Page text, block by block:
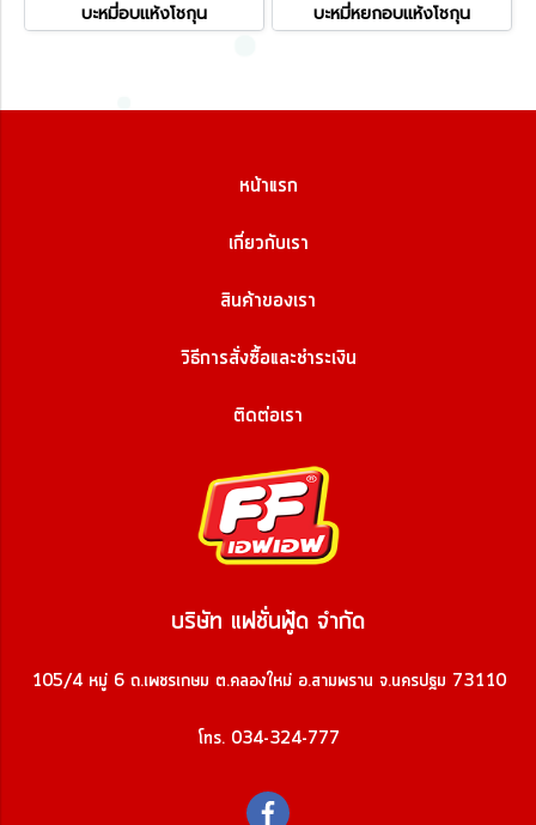
บะหมี่อบแห้งโชกุน บะหมี่หยกอบแห้งโชกุน
หน้าแรก
เกี่ยวกับเรา
สินค้าของเรา
วิธีการสั่งซื้อและชำระเงิน
ติดต่อเรา
บริษัท แฟชั่นฟู้ด จำกัด
105/4 หมู่ 6 ถ.เพชรเกษม ต.คลองใหม่ อ.สามพราน จ.นครปฐม 73110
โทร. 034-324-777